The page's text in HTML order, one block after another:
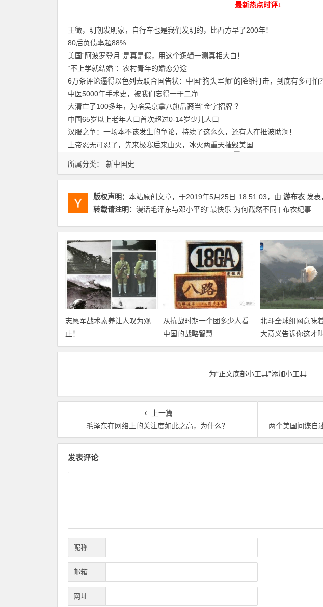
所属分类： 新中国史
最新热点时评↓
王徵，明朝发明家，自行车也是我们发明的，比西方早了200年！
80后负债率超88%
美国“阿波罗登月”是真是假，用这个逻辑一测真相大白！
“不上学就结婚”：农村青年的婚恋分途
6万条评论逼得以色列去联合国告状：中国“狗头军师”的降维打击，到底有多可怕？
中医5000年手术史，被我们忘得一干二净
大清亡了100多年，为啥吴京拿八旗后裔当“金字招牌”？
中国65岁以上老年人口首次超过0-14岁少儿人口
汉服之争：一场本不该发生的争论，持续了这么久，还有人在推波助澜！
上帝忍无可忍了，先来极寒后来山火，冰火两重天摧毁美国
版权声明： 本站原创文章，于2019年5月25日 18:51:03，由 游布衣 发表
转载请注明： 漫话毛泽东与邓小平的“最快乐”为何截然不同 | 布衣纪事
志愿军战术素养让人叹为观
止！
从抗战时期一个团多少人看
中国的战略智慧
北斗全球组网意味
大意义告诉你这才
天工！
为“正文底部小工具”添加小工具
上一篇
毛泽东在网络上的关注度如此之高，为什么？
两个美国间谍自
发表评论
昵称
邮箱
网址